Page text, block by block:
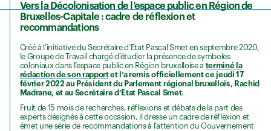
Vers la Décolonisation de l’espace public en Région de
Bruxelles-Capitale : cadre de réflexion et
recommandations
Créé à l’initiative du Secrétaire d’Etat Pascal Smet en septembre 2020,
le Groupe de Travail chargé d’étudier la présence de symboles
coloniaux dans l’espace public en Région bruxelloise a terminé la
rédaction de son rapportet l’a remis officiellement ce jeudi 17
février 2022 au Président du Parlement régional bruxellois, Rachid
Madrane, et au Secrétaire d’Etat Pascal Smet.
Fruit de 15 mois de recherches, réflexions et débats de la part des
experts désignés à cette occasion, il dresse un cadre de réflexion et
émet une série de recommandations à l’attention du Gouvernement